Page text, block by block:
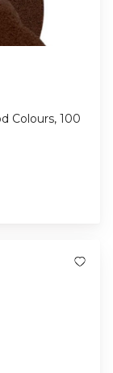
Colours, 100